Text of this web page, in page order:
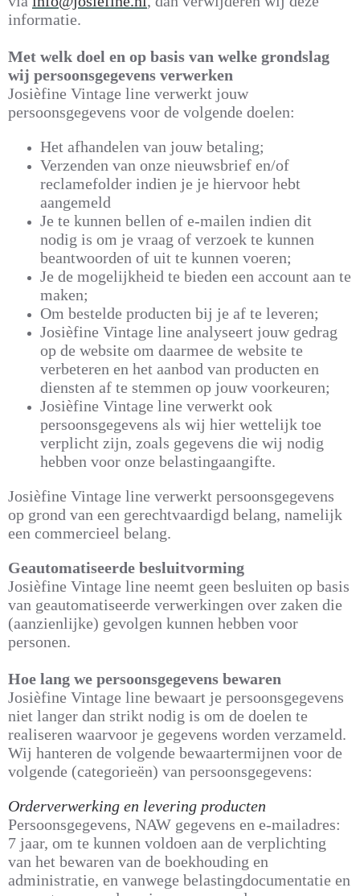
informatie.
Met welk doel en op basis van welke grondslag
wij persoonsgegevens verwerken
Josièfine Vintage line verwerkt jouw
persoonsgegevens voor de volgende doelen:
Het afhandelen van jouw betaling;
Verzenden van onze nieuwsbrief en/of
reclamefolder indien je je hiervoor hebt
aangemeld
Je te kunnen bellen of e-mailen indien dit
nodig is om je vraag of verzoek te kunnen
beantwoorden of uit te kunnen voeren;
Je de mogelijkheid te bieden een account aan te
maken;
Om bestelde producten bij je af te leveren;
Josièfine Vintage line analyseert jouw gedrag
op de website om daarmee de website te
verbeteren en het aanbod van producten en
diensten af te stemmen op jouw voorkeuren;
Josièfine Vintage line verwerkt ook
persoonsgegevens als wij hier wettelijk toe
verplicht zijn, zoals gegevens die wij nodig
hebben voor onze belastingaangifte.
Josièfine Vintage line verwerkt persoonsgegevens
op grond van een gerechtvaardigd belang, namelijk
een commercieel belang.
Geautomatiseerde besluitvorming
Josièfine Vintage line neemt geen besluiten op basis
van geautomatiseerde verwerkingen over zaken die
(aanzienlijke) gevolgen kunnen hebben voor
personen.
Hoe lang we persoonsgegevens bewaren
Josièfine Vintage line bewaart je persoonsgegevens
niet langer dan strikt nodig is om de doelen te
realiseren waarvoor je gegevens worden verzameld.
Wij hanteren de volgende bewaartermijnen voor de
volgende (categorieën) van persoonsgegevens:
Orderverwerking en levering producten
Persoonsgegevens, NAW gegevens en e-mailadres:
7 jaar, om te kunnen voldoen aan de verplichting
van het bewaren van de boekhouding en
administratie, en vanwege belastingdocumentatie en